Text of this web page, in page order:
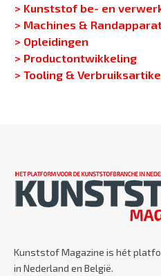
> Kunststof be- en
> Machines &
> Opleidingen
> Productontwikkeling
> Tooling &
Kunststof Magazine is hét
in Nederland en België.